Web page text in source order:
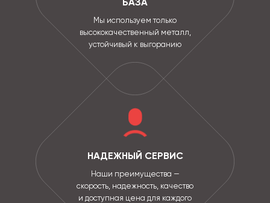
Мы используем только
высококачественный металл,
устойчивый к выгоранию
НАДЕЖНЫЙ СЕРВИС
Наши преимущества —
скорость, надежность, качество
и доступная цена для каждого